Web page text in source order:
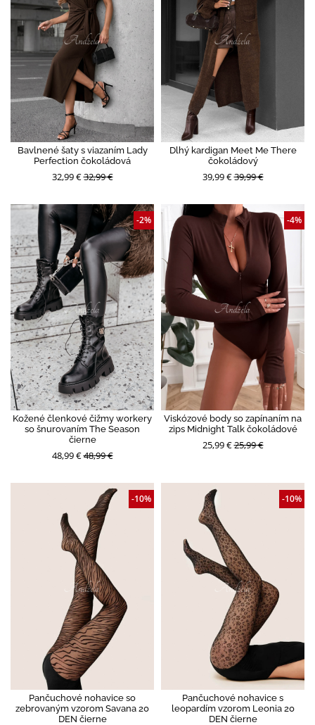
Bavlnené šaty s viazaním Lady
Perfection čokoládová
32,99 €32,99 €
Dlhý kardigan Meet Me There
čokoládový
39,99 €39,99 €
Kožené členkové čižmy workery
so šnurovaním The Season
čierne
48,99 €48,99 €
-2%
Viskózové body so zapínaním na
zips Midnight Talk čokoládové
25,99 €25,99 €
-4%
Pančuchové nohavice so
zebrovaným vzorom Savana 20
DEN čierne
-10%
Pančuchové nohavice s
leopardím vzorom Leonia 20
DEN čierne
-10%